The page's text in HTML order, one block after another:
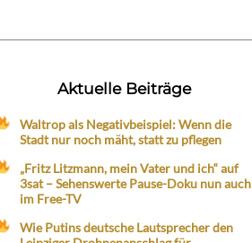
Aktuelle Beiträge
Waltrop als Negativbeispiel: Wenn die
Stadt nur noch mäht, statt zu pflegen
„Fritz Litzmann, mein Vater und ich“ auf
3sat – Sehenswerte Pause-Doku nun auch
im Free-TV
Wie Putins deutsche Lautsprecher den